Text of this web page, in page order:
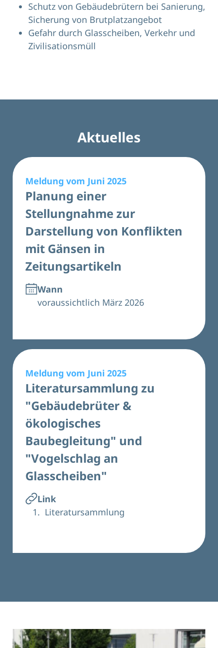
Schutz von Gebäudebrütern bei Sanierung,
Sicherung von Brutplatzangebot
Gefahr durch Glasscheiben, Verkehr und
Zivilisationsmüll
Aktuelles
Meldung vom Juni 2025
Planung einer
Stellungnahme zur
Darstellung von Konflikten
mit Gänsen in
Zeitungsartikeln
Wann
voraussichtlich März 2026
Meldung vom Juni 2025
Literatursammlung zu
"Gebäudebrüter &
ökologisches
Baubegleitung" und
"Vogelschlag an
Glasscheiben"
Link
Literatursammlung